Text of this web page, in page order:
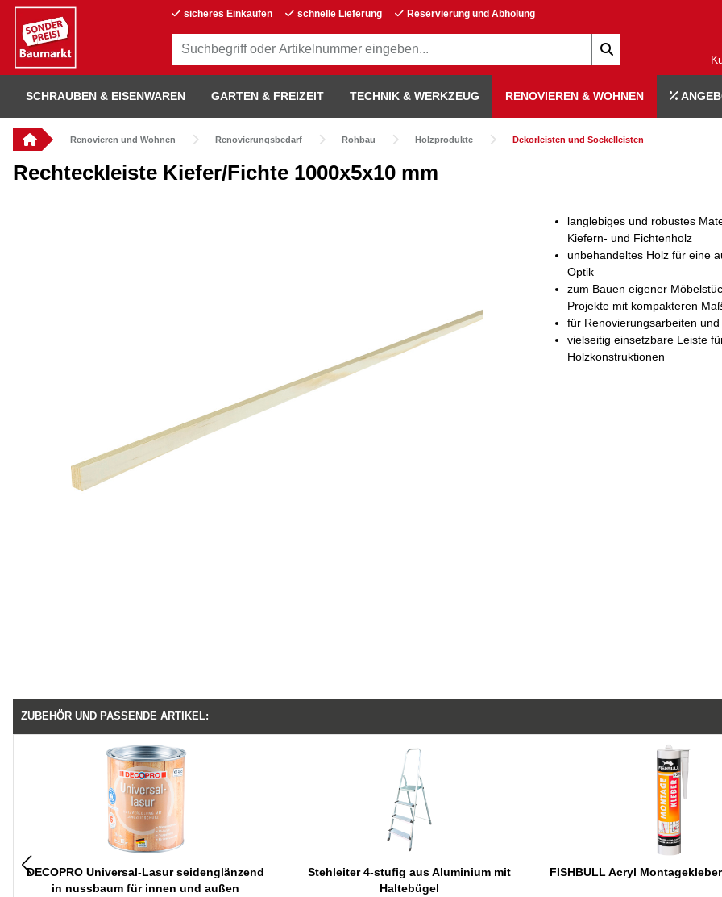
sicheres Einkaufen schnelle Lieferung Reservierung und Abholung
SCHRAUBEN & EISENWAREN GARTEN & FREIZEIT TECHNIK & WERKZEUG RENOVIEREN & WOHNEN
Renovieren und Wohnen Renovierungsbedarf Rohbau Holzprodukte Dekorleisten und Sockelleisten
Rechteckleiste Kiefer/Fichte 1000x5x10 mm
langlebiges und robustes
Kiefern- und Fichtenholz
unbehandeltes Holz für eine
Optik
zum Bauen eigener
Projekte mit kompakteren
für Renovierungsarbeiten und
vielseitig einsetzbare Leiste
Holzkonstruktionen
ZUBEHÖR UND PASSENDE ARTIKEL:
DECOPRO Universal-Lasur seidenglänzend
in nussbaum für innen und außen
Stehleiter 4-stufig aus Aluminium mit
Haltebügel
FISHBULL Acryl